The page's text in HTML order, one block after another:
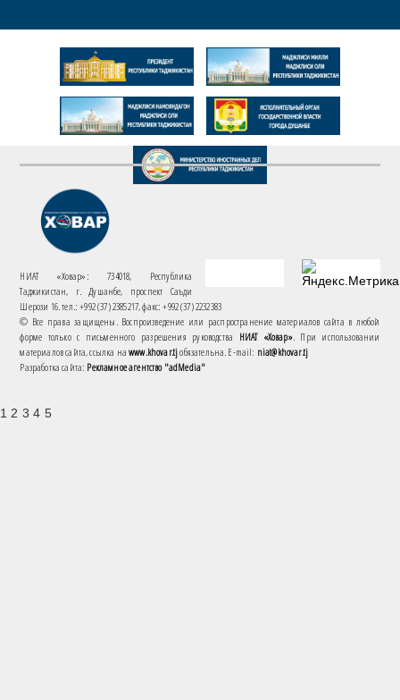
НИАТ «Ховар»: 734018, Республика
Таджикистан, г. Душанбе, проспект Саъди
Шерози 16. тел.: +992 (37) 2385217, факс: +992 (37) 2232383
© Все права защищены. Воспроизведение или распространение материалов сайта в любой
форме только с письменного разрешения руководства НИАТ «Ховар». При использовании
материалов сайта, ссылка наwww.khovar.tjобязательна. E-mail: niat@khovar.tj
Разработка сайта: Рекламное агентство "adMedia"
1 2 3 4 5